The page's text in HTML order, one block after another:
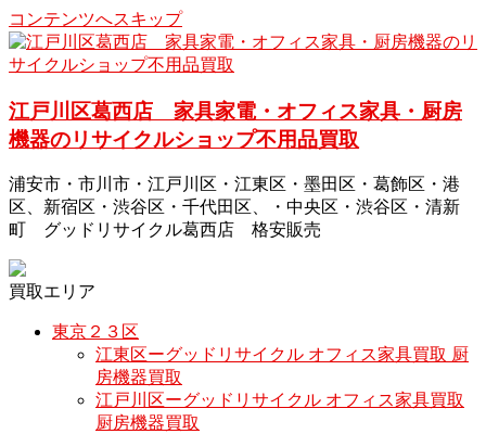
コンテンツへスキップ
江戸川区葛西店 家具家電・オフィス家具・厨房
機器のリサイクルショップ不用品買取
浦安市・市川市・江戸川区・江東区・墨田区・葛飾区・港
区、新宿区・渋谷区・千代田区、・中央区・渋谷区・清新
町 グッドリサイクル葛西店 格安販売
買取エリア
東京２３区
江東区ーグッドリサイクル オフィス家具買取 厨
房機器買取
江戸川区ーグッドリサイクル オフィス家具買取
厨房機器買取